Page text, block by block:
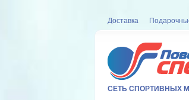
Доставка
СЕТЬ СПОРТИВНЫХ